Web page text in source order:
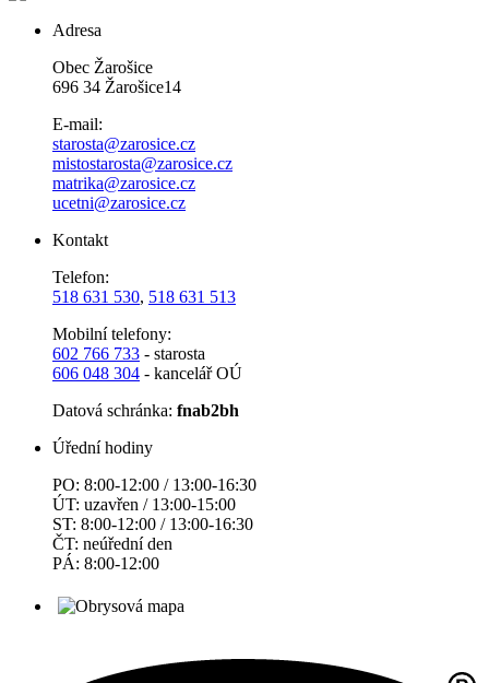
Adresa
Obec Žarošice
696 34 Žarošice14
E-mail:
starosta@zarosice.cz
mistostarosta@zarosice.cz
matrika@zarosice.cz
ucetni@zarosice.cz
Kontakt
Telefon:
518 631 530, 518 631 513
Mobilní telefony:
602 766 733 - starosta
606 048 304 - kancelář OÚ
Datová schránka: fnab2bh
Úřední hodiny
PO: 8:00-12:00 / 13:00-16:30
ÚT: uzavřen / 13:00-15:00
ST: 8:00-12:00 / 13:00-16:30
ČT: neúřední den
PÁ: 8:00-12:00